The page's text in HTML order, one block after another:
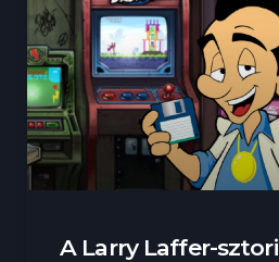
A Larry Laffer-sztori